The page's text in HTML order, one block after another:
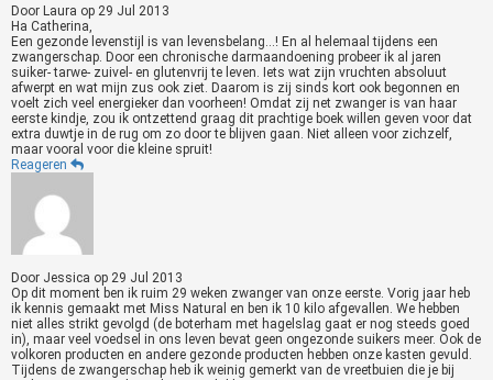
Door Laura op 29 Jul 2013
Ha Catherina,
Een gezonde levenstijl is van levensbelang...! En al helemaal tijdens een
zwangerschap. Door een chronische darmaandoening probeer ik al jaren
suiker- tarwe- zuivel- en glutenvrij te leven. Iets wat zijn vruchten absoluut
afwerpt en wat mijn zus ook ziet. Daarom is zij sinds kort ook begonnen en
voelt zich veel energieker dan voorheen! Omdat zij net zwanger is van haar
eerste kindje, zou ik ontzettend graag dit prachtige boek willen geven voor dat
extra duwtje in de rug om zo door te blijven gaan. Niet alleen voor zichzelf,
maar vooral voor die kleine spruit!
Reageren
Door Jessica op 29 Jul 2013
Op dit moment ben ik ruim 29 weken zwanger van onze eerste. Vorig jaar heb
ik kennis gemaakt met Miss Natural en ben ik 10 kilo afgevallen. We hebben
niet alles strikt gevolgd (de boterham met hagelslag gaat er nog steeds goed
in), maar veel voedsel in ons leven bevat geen ongezonde suikers meer. Ook de
volkoren producten en andere gezonde producten hebben onze kasten gevuld.
Tijdens de zwangerschap heb ik weinig gemerkt van de vreetbuien die je bij